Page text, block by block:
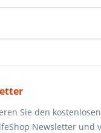
Sie den kostenlosen
Newsletter und